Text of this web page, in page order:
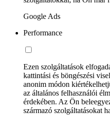
Google Ads
Performance
Ezen szolgáltatások
kattintási és böngészési
anonim módon
az általános felhasználói
érdekében. Az Ön
származó szolgáltatásokat